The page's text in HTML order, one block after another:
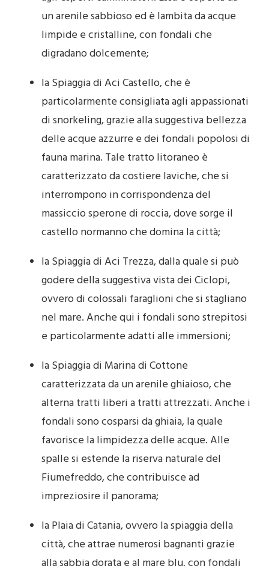
un arenile sabbioso ed è lambita da acque
limpide e cristalline, con fondali che
digradano dolcemente;
la Spiaggia di Aci Castello, che è
particolarmente consigliata agli appassionati
di snorkeling, grazie alla suggestiva bellezza
delle acque azzurre e dei fondali popolosi di
fauna marina. Tale tratto litoraneo è
caratterizzato da costiere laviche, che si
interrompono in corrispondenza del
massiccio sperone di roccia, dove sorge il
castello normanno che domina la città;
la Spiaggia di Aci Trezza, dalla quale si può
godere della suggestiva vista dei Ciclopi,
ovvero di colossali faraglioni che si stagliano
nel mare. Anche qui i fondali sono strepitosi
e particolarmente adatti alle immersioni;
la Spiaggia di Marina di Cottone
caratterizzata da un arenile ghiaioso, che
alterna tratti liberi a tratti attrezzati. Anche i
fondali sono cosparsi da ghiaia, la quale
favorisce la limpidezza delle acque. Alle
spalle si estende la riserva naturale del
Fiumefreddo, che contribuisce ad
impreziosire il panorama;
la Plaia di Catania, ovvero la spiaggia della
città, che attrae numerosi bagnanti grazie